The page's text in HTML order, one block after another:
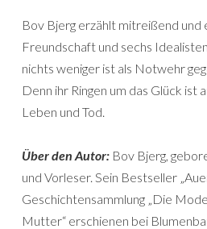
Bov Bjerg erzählt mitreißend und
Freundschaft und sechs
nichts weniger ist als Notwehr
Denn ihr Ringen um das Glück ist
Leben und Tod.
Über den Autor: Bov Bjerg,
und Vorleser. Sein Bestseller
Geschichtensammlung „Die
Mutter“ erschienen bei